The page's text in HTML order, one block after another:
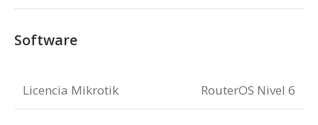
Software
Licencia Mikrotik RouterOS Nivel 6